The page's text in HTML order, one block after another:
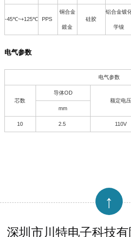
-45℃~+125℃ PPS
铜合金
鍍金
硅胶
铝合金镀
学镍
电气参数
电气参数
芯数
导体OD
额定电压
mm
10 2.5 110V
↑
深圳市川特电子科技有